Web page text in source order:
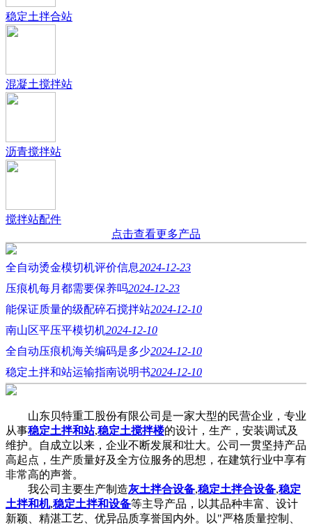
稳定土拌合站
混凝土搅拌站
沥青搅拌站
搅拌站配件
点击查看更多产品
全自动烫金模切机评价信息2024-12-23
压痕机每月都需要保养吗2024-12-23
能保证质量的级配碎石搅拌站2024-12-10
南山区平压平模切机2024-12-10
全自动压痕机海关编码是多少2024-12-10
稳定土拌和站运输指南说明书2024-12-10
山东贝特重工股份有限公司是一家大型的民营企业，专业
从事稳定土拌和站,稳定土搅拌楼的设计，生产，安装调试及
维护。自成立以来，企业不断发展和壮大。公司一贯坚持产品
高起点，生产质量好及全方位服务的思想，在建筑行业中享有
非常高的声誉。
我公司主要生产制造灰土拌合设备,稳定土拌合设备,稳定
土拌和机,稳定土拌和设备等主导产品，以其品种丰富、设计
新颖、精湛工艺、优异品质享誉国内外。以"严格质量控制、